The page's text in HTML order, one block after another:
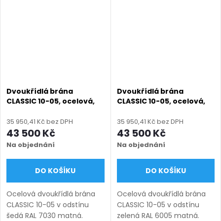
Dvoukřídlá brána
CLASSIC 10-05, ocelová,
(šířka 1200–6000 mm,
výška 1000–1750 mm),
šedá RAL 7030 matná
35 950,41 Kč bez DPH
43 500 Kč
Na objednání
DO KOŠÍKU
Ocelová dvoukřídlá brána
CLASSIC 10-05 v odstínu
šedá RAL 7030 matná.
Dvoukřídlá brána
CLASSIC 10-05, ocelová,
(šířka 1200–6000 mm,
výška 1000–1750 mm),
zelená RAL 6005 matná
35 950,41 Kč bez DPH
43 500 Kč
Na objednání
DO KOŠÍKU
Ocelová dvoukřídlá brána
CLASSIC 10-05 v odstínu
zelená RAL 6005 matná.